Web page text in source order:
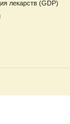
лекарств (GDP)